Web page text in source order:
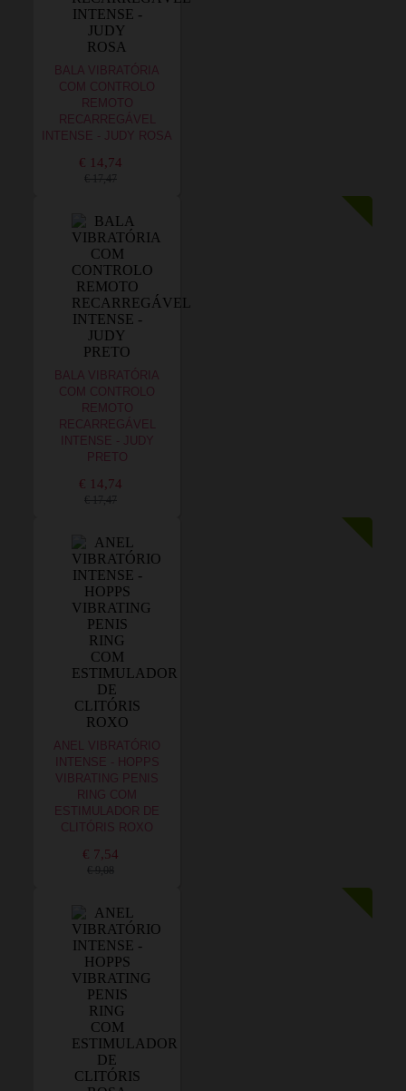
BALA VIBRATÓRIA
COM CONTROLO
REMOTO
RECARREGÁVEL
INTENSE - JUDY ROSA
€ 14,74
€ 17,47
BALA VIBRATÓRIA
COM CONTROLO
REMOTO
RECARREGÁVEL
INTENSE - JUDY
PRETO
€ 14,74
€ 17,47
ANEL VIBRATÓRIO
INTENSE - HOPPS
VIBRATING PENIS
RING COM
ESTIMULADOR DE
CLITÓRIS ROXO
€ 7,54
€ 9,08